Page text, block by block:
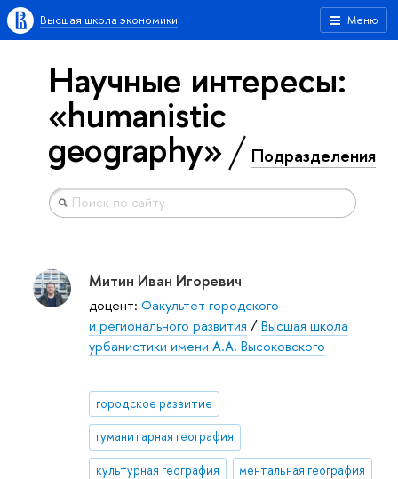
Меню
Высшая школа экономики
Научные интересы:
«humanistic
geography» Подразделения
Митин Иван Игоревич
доцент: Факультет городского
и регионального развития /Высшая школа
урбанистики имени А.А. Высоковского
городское развитие
гуманитарная география
культурная география ментальная география